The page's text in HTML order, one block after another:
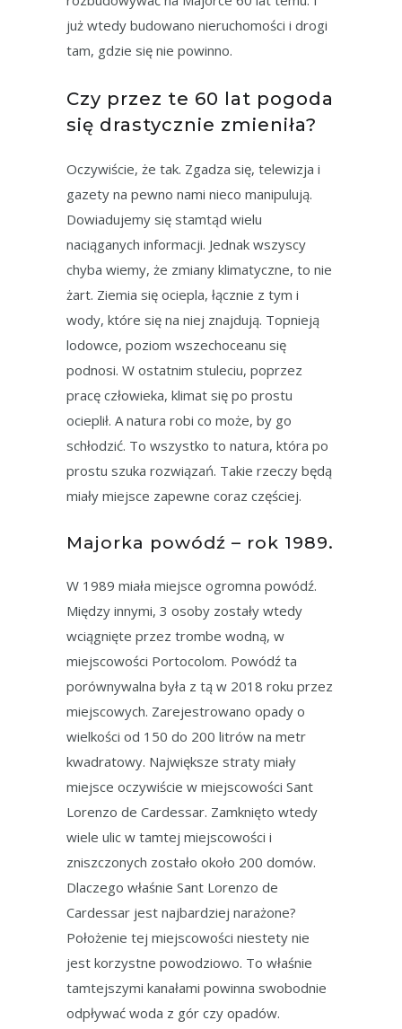
już wtedy budowano nieruchomości i drogi
tam, gdzie się nie powinno.
Czy przez te 60 lat pogoda
się drastycznie zmieniła?
Oczywiście, że tak. Zgadza się, telewizja i
gazety na pewno nami nieco manipulują.
Dowiadujemy się stamtąd wielu
naciąganych informacji. Jednak wszyscy
chyba wiemy, że zmiany klimatyczne, to nie
żart. Ziemia się ociepla, łącznie z tym i
wody, które się na niej znajdują. Topnieją
lodowce, poziom wszechoceanu się
podnosi. W ostatnim stuleciu, poprzez
pracę człowieka, klimat się po prostu
ocieplił. A natura robi co może, by go
schłodzić. To wszystko to natura, która po
prostu szuka rozwiązań. Takie rzeczy będą
miały miejsce zapewne coraz częściej.
Majorka powódź – rok 1989.
W 1989 miała miejsce ogromna powódź.
Między innymi, 3 osoby zostały wtedy
wciągnięte przez trombe wodną, w
miejscowości Portocolom. Powódź ta
porównywalna była z tą w 2018 roku przez
miejscowych. Zarejestrowano opady o
wielkości od 150 do 200 litrów na metr
kwadratowy. Największe straty miały
miejsce oczywiście w miejscowości Sant
Lorenzo de Cardessar. Zamknięto wtedy
wiele ulic w tamtej miejscowości i
zniszczonych zostało około 200 domów.
Dlaczego właśnie Sant Lorenzo de
Cardessar jest najbardziej narażone?
Położenie tej miejscowości niestety nie
jest korzystne powodziowo. To właśnie
tamtejszymi kanałami powinna swobodnie
odpływać woda z gór czy opadów.